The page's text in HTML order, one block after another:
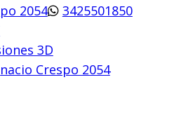
2054
3425501850
3D
Crespo 2054